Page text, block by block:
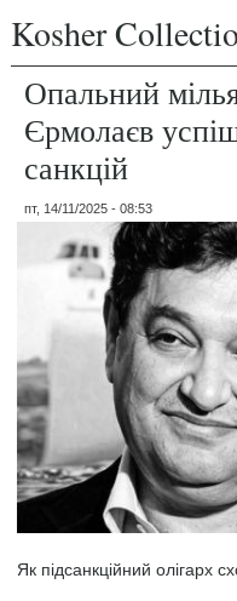
Kosher
Опальний
Єрмолаєв
санкцій
пт, 14/11/2025 - 08:53
Як підсанкційний олігарх